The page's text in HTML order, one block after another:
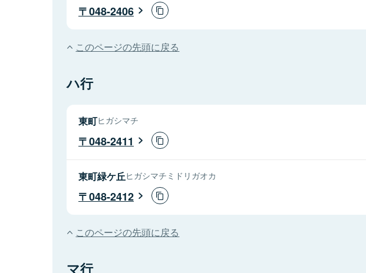
048-2406
このページの先頭に戻る
ハ行
東町ヒガシマチ
048-2411
東町緑ケ丘ヒガシマチミドリガオカ
048-2412
このページの先頭に戻る
マ行